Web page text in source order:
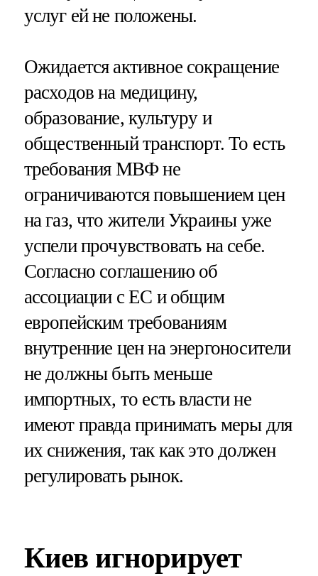
услуг ей не положены.
Ожидается активное сокращение
расходов на медицину,
образование, культуру и
общественный транспорт. То есть
требования МВФ не
ограничиваются повышением цен
на газ, что жители Украины уже
успели прочувствовать на себе.
Согласно соглашению об
ассоциации с ЕС и общим
европейским требованиям
внутренние цен на энергоносители
не должны быть меньше
импортных, то есть власти не
имеют правда принимать меры для
их снижения, так как это должен
регулировать рынок.
Киев игнорирует